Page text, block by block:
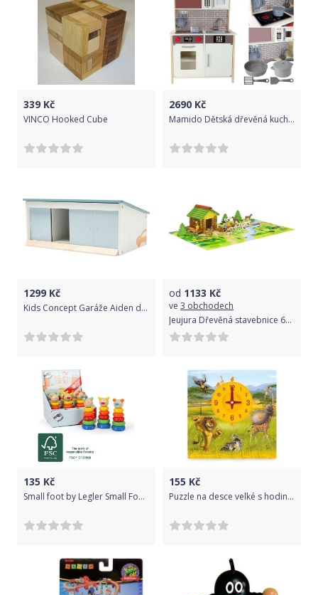
339 Kč
VINCO Hooked Cube
2690 Kč
Mamido Dětská dřevěná kuchyňka s nádobím
1299 Kč
Kids Concept Garáže Aiden dřevěné
od 1133 Kč
ve 3 obchodech
Jeujura Dřevěná stavebnice 65 dílů Salaš
135 Kč
Small foot by Legler Small Foot nasazovací věž zvířátka 1 ks
155 Kč
Puzzle na desce velké s hodinami - africká zvířátka Woody